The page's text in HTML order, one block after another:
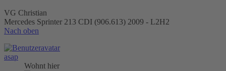
VG Christian
Mercedes Sprinter 213 CDI (906.613) 2009 - L2H2
Nach oben
asap
Wohnt hier